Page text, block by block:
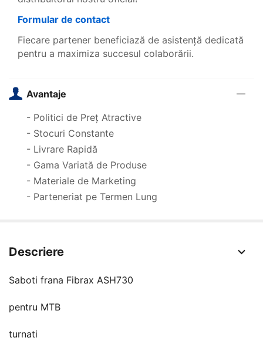
Formular de contact
Fiecare partener beneficiază de asistență dedicată
pentru a maximiza succesul colaborării.
Avantaje
- Politici de Preț Atractive
- Stocuri Constante
- Livrare Rapidă
- Gama Variată de Produse
- Materiale de Marketing
- Parteneriat pe Termen Lung
Descriere
Saboti frana Fibrax ASH730
pentru MTB
turnati